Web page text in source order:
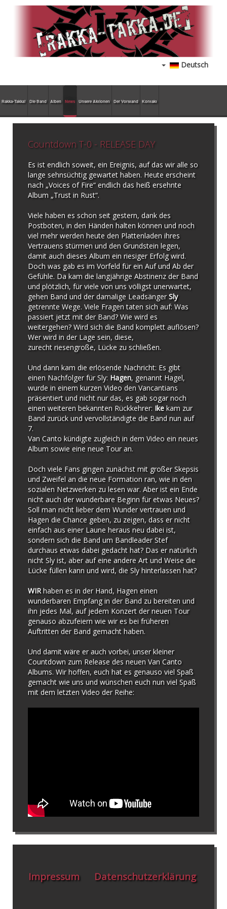
Deutsch
Rakka-Takka! Die Band Alben News Unsere Aktionen Der Vorstand Kontakt
Countdown T-0 - RELEASE DAY
Es ist endlich soweit, ein Ereignis, auf das wir alle so
lange sehnsüchtig gewartet haben. Heute erscheint
nach „Voices of Fire“ endlich das heiß ersehnte
Album „Trust in Rust“.
Viele haben es schon seit gestern, dank des
Postboten, in den Händen halten können und noch
viel mehr werden heute den Plattenladen ihres
Vertrauens stürmen und den Grundstein legen,
damit auch dieses Album ein riesiger Erfolg wird.
Doch was gab es im Vorfeld für ein Auf und Ab der
Gefühle. Da kam die langjährige Abstinenz der Band
und plötzlich, für viele von uns völligst unerwartet,
gehen Band und der damalige LeadsängerSly
getrennte Wege. Viele Fragen taten sich auf: Was
passiert jetzt mit der Band? Wie wird es
weitergehen? Wird sich die Band komplett auflösen?
Wer wird in der Lage sein, diese,
zurecht riesengroße, Lücke zu schließen.
Und dann kam die erlösende Nachricht: Es gibt
einen Nachfolger für Sly: Hagen, genannt Hagel,
wurde in einem kurzen Video den Vancantians
präsentiert und nicht nur das, es gab sogar noch
einen weiteren bekannten Rückkehrer: Ikekam zur
Band zurück und vervollständigte die Band nun auf
7.
Van Canto kündigte zugleich in dem Video ein neues
Album sowie eine neue Tour an.
Doch viele Fans gingen zunächst mit großer Skepsis
und Zweifel an die neue Formation ran, wie in den
sozialen Netzwerken zu lesen war. Aber ist ein Ende
nicht auch der wunderbare Beginn für etwas Neues?
Soll man nicht lieber dem Wunder vertrauen und
Hagen die Chance geben, zu zeigen, dass er nicht
einfach aus einer Laune heraus neu dabei ist,
sondern sich die Band um Bandleader Stef
durchaus etwas dabei gedacht hat? Das er natürlich
nicht Sly ist, aber auf eine andere Art und Weise die
Lücke füllen kann und wird, die Sly hinterlassen hat?
WIRhaben es in der Hand, Hagen einen
wunderbaren Empfang in der Band zu bereiten und
ihn jedes Mal, auf jedem Konzert der neuen Tour
genauso abzufeiern wie wir es bei früheren
Auftritten der Band gemacht haben.
Und damit wäre er auch vorbei, unser kleiner
Countdown zum Release des neuen Van Canto
Albums. Wir hoffen, euch hat es genauso viel Spaß
gemacht wie uns und wünschen euch nun viel Spaß
mit dem letzten Video der Reihe:
Impressum Datenschutzerklärung